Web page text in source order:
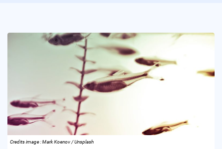
Credits image : Mark Koenov / Unsplash